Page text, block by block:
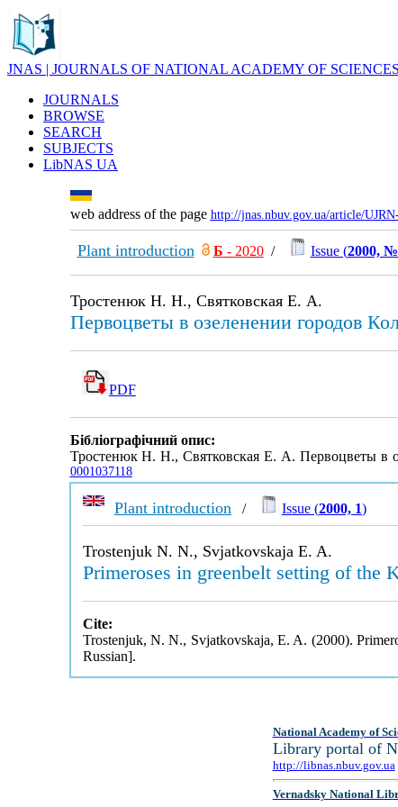
JNAS | JOURNALS OF NATIONAL ACADEMY OF
JOURNALS
BROWSE
SEARCH
SUBJECTS
LibNAS UA
web address of the page http://jnas.nbuv.gov.ua/article/
Plant introduction Б - 2020/ Issue (2000, №
Тростенюк Н. Н., Святковская Е. А.
Первоцветы в озеленении городов
PDF
Бібліографічний опис:
Тростенюк Н. Н., Святковская Е. А. Первоцветы в
0001037118
Plant introduction / Issue (2000, 1)
Trostenjuk N. N., Svjatkovskaja E. A.
Primeroses in greenbelt setting of the
Cite:
Trostenjuk, N. N., Svjatkovskaja, E. A. (2000).
Russian].
National Academy of
Library portal of
http://libnas.nbuv.gov.ua
Vernadsky National